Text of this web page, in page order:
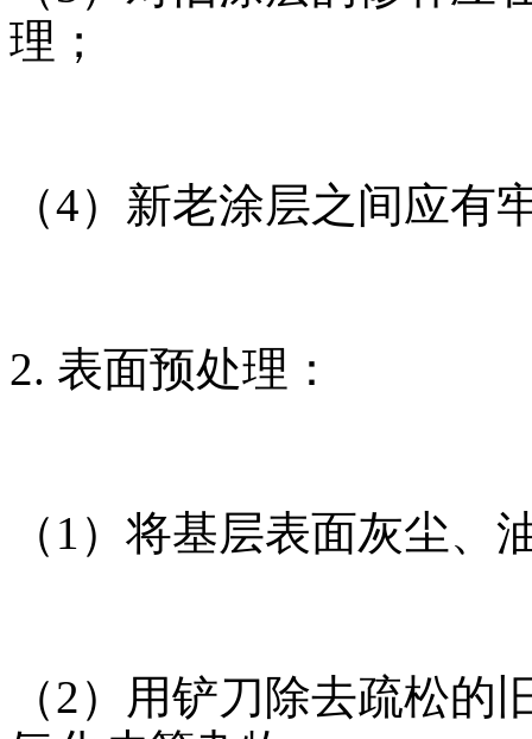
理；
（4）新老涂层之间应有
2. 表面预处理：
（1）将基层表面灰尘、
（2）用铲刀除去疏松